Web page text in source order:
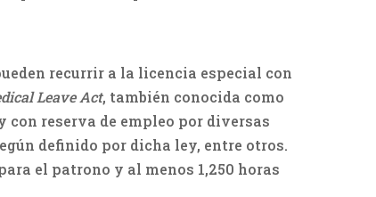
recurrir a la licencia especial con
Leave Act, también conocida como
con reserva de empleo por diversas
definido por dicha ley, entre otros.
el patrono y al menos 1,250 horas